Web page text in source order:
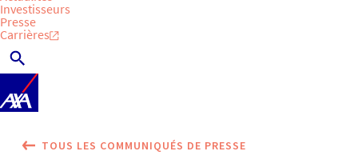
Investisseurs
Presse
Carrières
TOUS LES COMMUNIQUÉS DE PRESSE